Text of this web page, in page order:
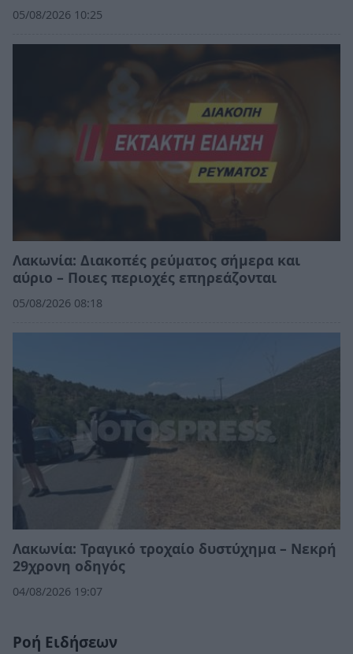
05/08/2026 10:25
Λακωνία: Διακοπές ρεύματος σήμερα και
αύριο – Ποιες περιοχές επηρεάζονται
05/08/2026 08:18
Λακωνία: Τραγικό τροχαίο δυστύχημα – Νεκρή
29χρονη οδηγός
04/08/2026 19:07
Ροή Ειδήσεων